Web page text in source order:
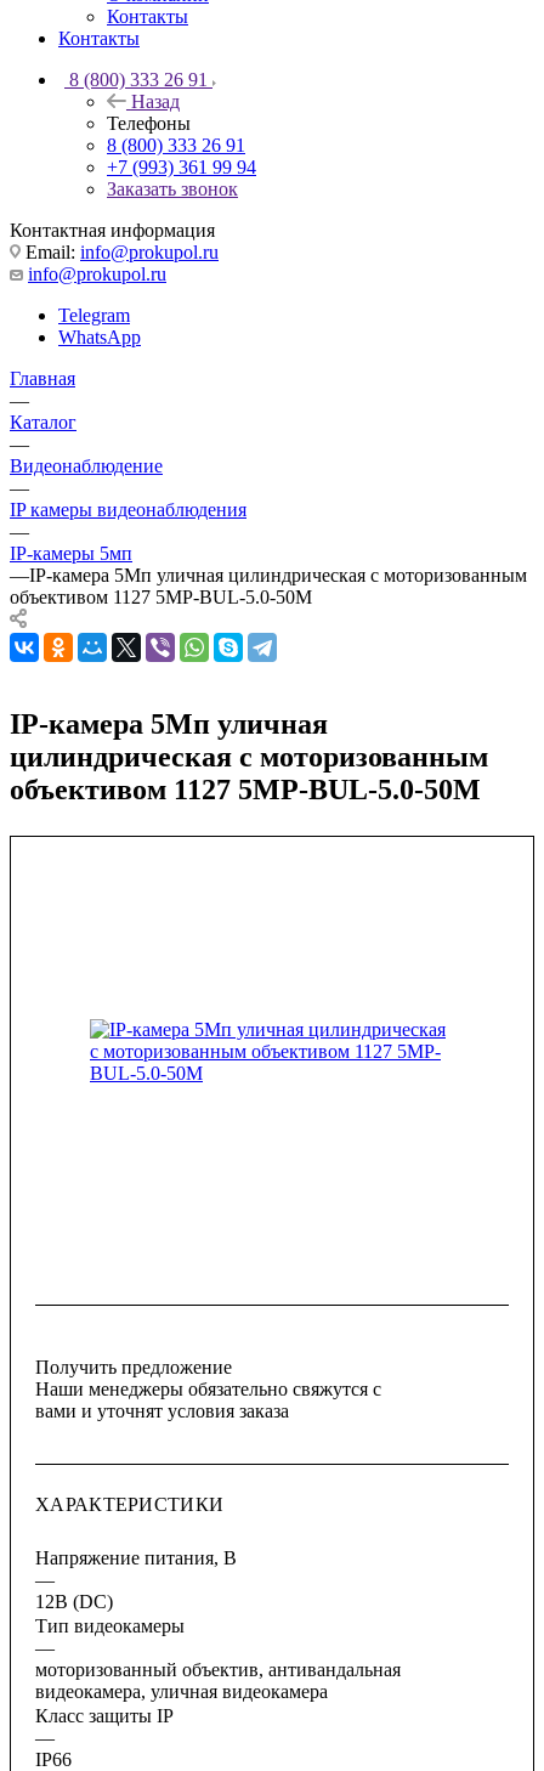
Контакты
Контакты
8 (800) 333 26 91
Назад
Телефоны
8 (800) 333 26 91
+7 (993) 361 99 94
Заказать звонок
Контактная информация
Email: info@prokupol.ru
info@prokupol.ru
Telegram
WhatsApp
Главная
—
Каталог
—
Видеонаблюдение
—
IP камеры видеонаблюдения
—
IP-камеры 5мп
—IP-камера 5Мп уличная цилиндрическая с моторизованным
объективом 1127 5MP-BUL-5.0-50M
IP-камера 5Мп уличная
цилиндрическая с моторизованным
объективом 1127 5MP-BUL-5.0-50M
Получить предложение
Наши менеджеры обязательно свяжутся с
вами и уточнят условия заказа
ХАРАКТЕРИСТИКИ
Напряжение питания, В
—
12В (DC)
Тип видеокамеры
—
моторизованный объектив, антивандальная
видеокамера, уличная видеокамера
Класс защиты IP
—
IP66